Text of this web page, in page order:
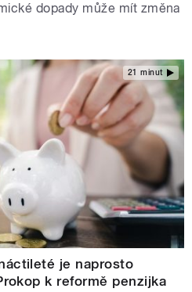
dopady může mít změna
21 minut
je naprosto
k reformě penzijka